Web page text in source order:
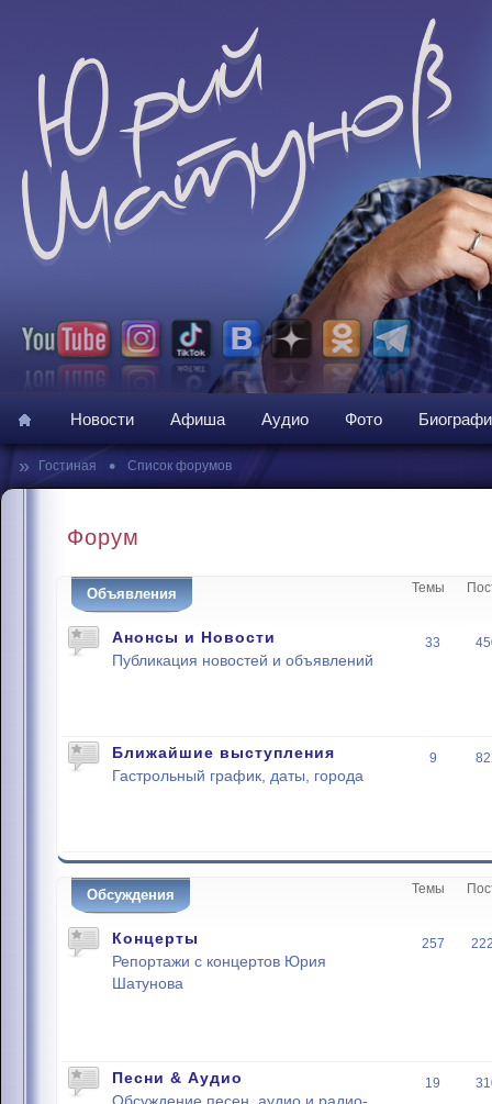
Новости Афиша Аудио Фото
» Гостиная • Список форумов
Форум
Объявления Темы
Анонсы и Новости
Публикация новостей и объявлений
33
Ближайшие выступления
Гастрольный график, даты, города
9
Обсуждения Темы
Концерты
Репортажи с концертов Юрия
Шатунова
257
Песни & Аудио 19